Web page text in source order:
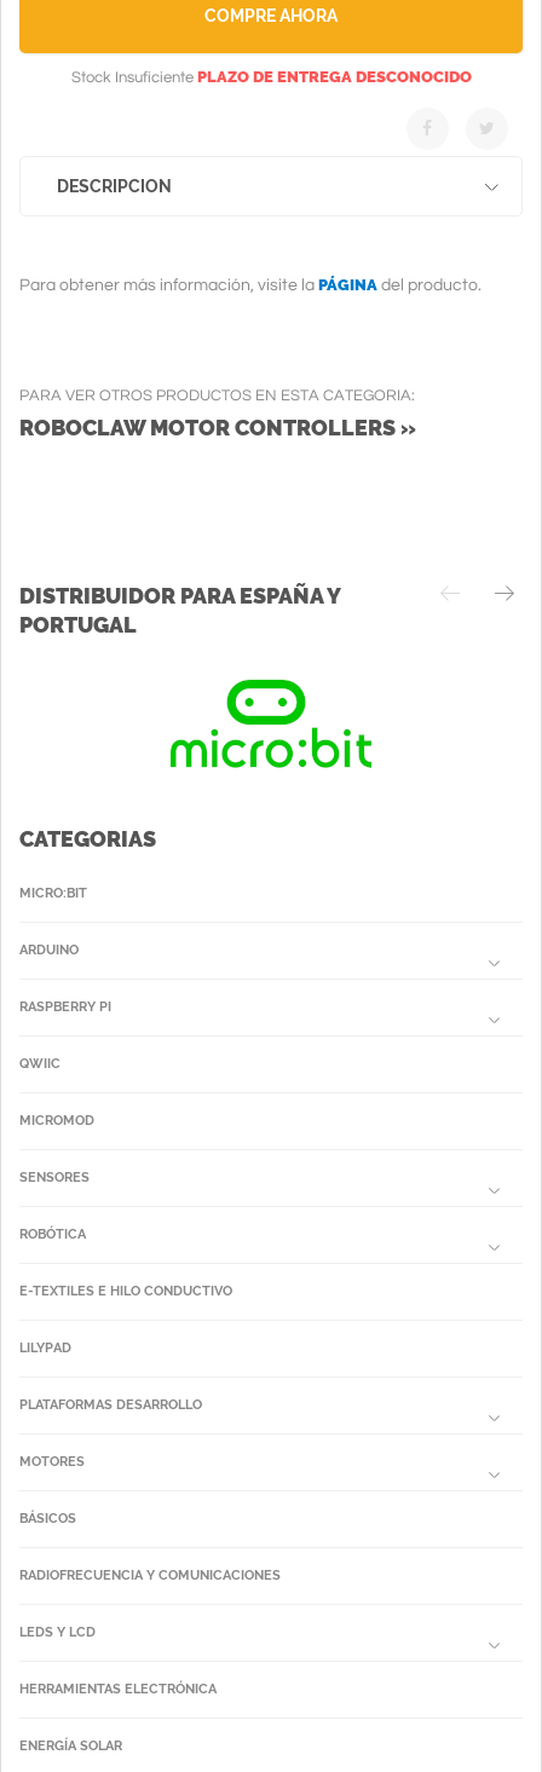
COMPRE AHORA
Stock Insuficiente PLAZO DE ENTREGA DESCONOCIDO
DESCRIPCION
Para obtener más información, visite la PÁGINA del producto.
PARA VER OTROS PRODUCTOS EN ESTA CATEGORIA:
ROBOCLAW MOTOR CONTROLLERS »
DISTRIBUIDOR PARA ESPAÑA Y
PORTUGAL
CATEGORIAS
MICRO:BIT
ARDUINO
RASPBERRY PI
QWIIC
MICROMOD
SENSORES
ROBÓTICA
E-TEXTILES E HILO CONDUCTIVO
LILYPAD
PLATAFORMAS DESARROLLO
MOTORES
BÁSICOS
RADIOFRECUENCIA Y COMUNICACIONES
LEDS Y LCD
HERRAMIENTAS ELECTRÓNICA
ENERGÍA SOLAR